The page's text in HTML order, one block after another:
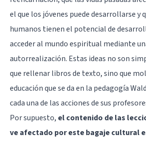
el que los jóvenes puede desarrollarse y
humanos tienen el potencial de
acceder al mundo espiritual mediante
autorrealización. Estas ideas no son
que rellenar libros de texto, sino que
educación que se da en la pedagogía
cada una de las acciones de sus
Por supuesto, el contenido de las
ve afectado por este bagaje cultural